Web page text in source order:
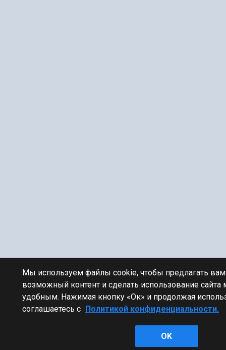
Мы используем файлы cookie, чтобы предлагать
возможный контент и сделать использование сайта
удобным. Нажимая кнопку «Ок» и продолжая
соглашаетесь с Политикой конфиденциальности.
OK